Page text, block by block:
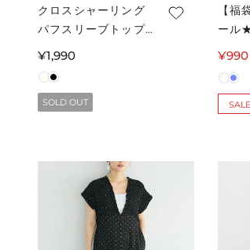
クロスシャーリング
パフスリーブトップ
ス レディース メー
通
常
価
格
¥1,990
SOLD OUT
【福
ール
円チ
メー
coca
¥990
SALE